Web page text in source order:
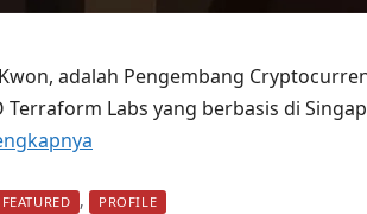
adalah Pengembang
Terraform Labs yang berbasis di
FEATURED , PROFILE